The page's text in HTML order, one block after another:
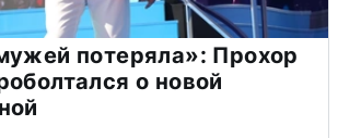
потеряла»: Прохор
о новой